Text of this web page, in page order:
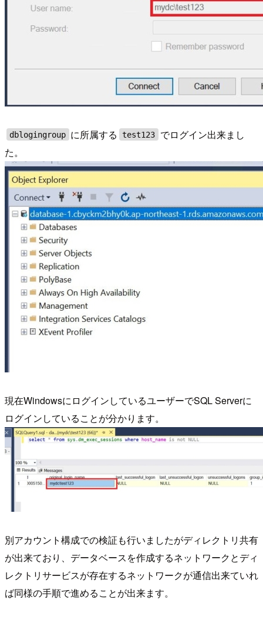
dblogingroup に所属する test123
でログイン出来まし
た。
現在WindowsにログインしているユーザーでSQL Serverに
ログインしていることが分かります。
別アカウント構成での検証も行いましたがディレクトリ共有
が出来ており、データベースを作成するネットワークとディ
レクトリサービスが存在するネットワークが通信出来ていれ
ば同様の手順で進めることが出来ます。